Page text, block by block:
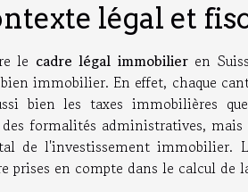
légal et
le cadre légal immobilieren
immobilier. En effet, chaque
bien les taxes immobilières
formalités administratives,
de l'investissement immobilier.
prises en compte dans le calcul de